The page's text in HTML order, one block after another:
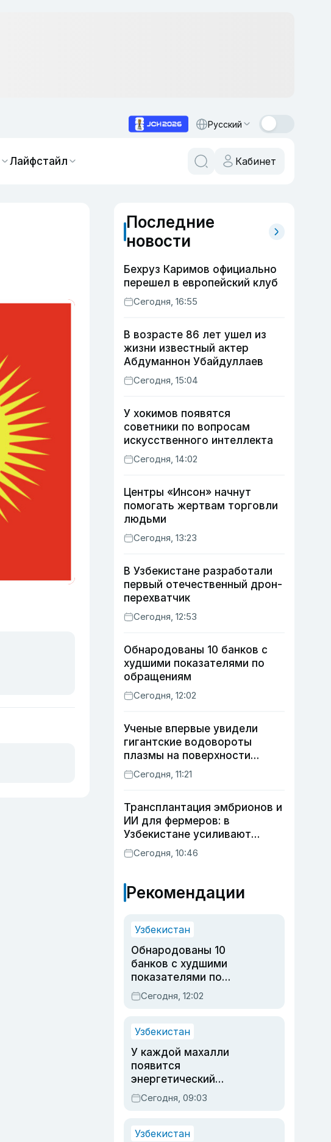
Русский
Лайфстайл Кабинет
Последние
новости
Бехруз Каримов официально
перешел в европейский клуб
Сегодня, 16:55
В возрасте 86 лет ушел из
жизни известный актер
Абдуманнон Убайдуллаев
Сегодня, 15:04
У хокимов появятся
советники по вопросам
искусственного интеллекта
Сегодня, 14:02
Центры «Инсон» начнут
помогать жертвам торговли
людьми
Сегодня, 13:23
В Узбекистане разработали
первый отечественный дрон-
перехватчик
Сегодня, 12:53
Обнародованы 10 банков с
худшими показателями по
обращениям
Сегодня, 12:02
Ученые впервые увидели
гигантские водовороты
плазмы на поверхности
Солнца
Сегодня, 11:21
Трансплантация эмбрионов и
ИИ для фермеров: в
Узбекистане усиливают
развитие животноводства
Сегодня, 10:46
Рекомендации
Узбекистан
Обнародованы 10
банков с худшими
показателями по
обращениям
Сегодня, 12:02
Узбекистан
У каждой махалли
появится
энергетический
паспорт
Сегодня, 09:03
Узбекистан